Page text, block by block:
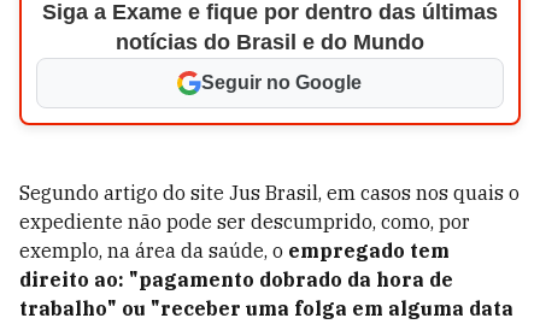
Siga a Exame e fique por dentro das últimas
notícias do Brasil e do Mundo
Seguir no Google
Segundo artigo do site Jus Brasil, em casos nos quais o
expediente não pode ser descumprido, como, por
exemplo, na área da saúde, o empregado tem
direito ao: "pagamento dobrado da hora de
trabalho" ou "receber uma folga em alguma data